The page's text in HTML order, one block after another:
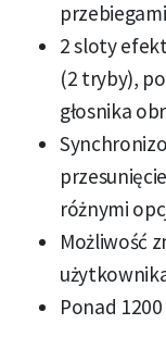
2 sloty
(2 tryby),
głosnika
różnymi
Możliwość
Ponad